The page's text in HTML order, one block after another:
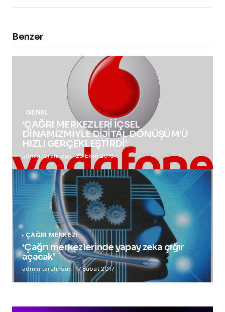
Benzer
GENEL
‘ÇAĞRI MERKEZLERİ İÇSEL
DİNAMİZMİYLE DİJİTAL DÖNÜŞÜM’Ü
HIZLI GERÇEKLEŞTİRDİ’
admin tarafından 28 Ekim 2016
ÇAĞRI MERKEZI
‘Çağrı merkezlerinde yapay zeka çığır
açacak’
admin tarafından 17 Şubat 2017